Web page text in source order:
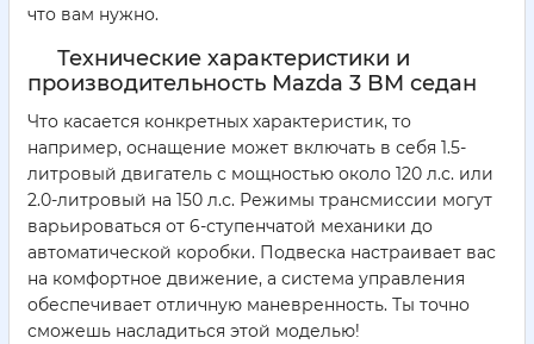
что вам нужно.
Технические характеристики и
производительность Mazda 3 BM седан
Что касается конкретных характеристик, то
например, оснащение может включать в себя 1.5-
литровый двигатель с мощностью около 120 л.с. или
2.0-литровый на 150 л.с. Режимы трансмиссии могут
варьироваться от 6-ступенчатой механики до
автоматической коробки. Подвеска настраивает вас
на комфортное движение, а система управления
обеспечивает отличную маневренность. Ты точно
сможешь насладиться этой моделью!